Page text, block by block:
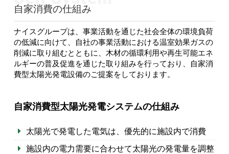
自家消費の仕組み
ナイスグループは、事業活動を通じた社会全体の環境負荷
の低減に向けて、自社の事業活動における温室効果ガスの
削減に取り組むとともに、木材の循環利用や再生可能エネ
ルギーの普及促進を通じた取り組みを行っており、自家消
費型太陽光発電設備のご提案をしております。
自家消費型太陽光発電システムの仕組み
太陽光で発電した電気は、優先的に施設内で消費
施設内の電力需要に合わせて太陽光の発電量を調整